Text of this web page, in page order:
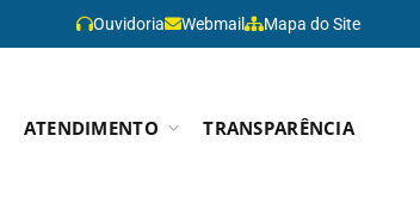
Ouvidoria Webmail Mapa do Site
ATENDIMENTO TRANSPARÊNCIA